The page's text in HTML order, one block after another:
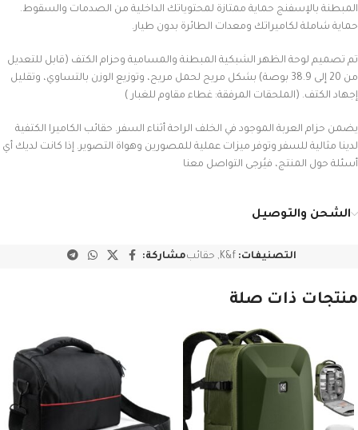
المبطنة بالإسفنج حماية ممتازة لمحتوياتك الداخلية من الصدمات والسقوط.
حماية شاملة لكاميراتك ومعدات الطائرة بدون طيار.
تم تصميم لوحة الظهر الشبكية المبطنة والمسامية وحزام الكتف (قابل للتعديل
من 20 إلى 38.9 بوصة) بشكل مريح لحمل مريح، وتوزيع الوزن بالتساوي، وتقليل
إجهاد الكتف. (الملحقات المرفقة: غطاء مقاوم للغبار )
يضمن حزام العربة الموجود في الخلف الراحة أثناء السفر. حقائب الكاميرا الكتفية
لدينا مثالية للسفر وتوفر ميزات عملية للمصورين وهواة التصوير. إذا كانت لديك أي
أسئلة حول المنتج، فيُرجى التواصل معنا
الشحن والتوصيل
التصنيفات: K&f
, حقائبمشاركة:
منتجات ذات صلة